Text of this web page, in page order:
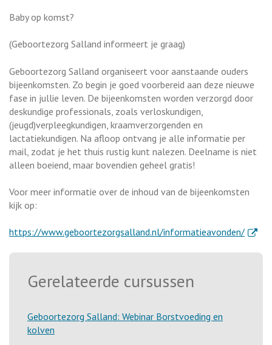
Baby op komst?
(Geboortezorg Salland informeert je graag)
Geboortezorg Salland organiseert voor aanstaande ouders
bijeenkomsten. Zo begin je goed voorbereid aan deze nieuwe
fase in jullie leven. De bijeenkomsten worden verzorgd door
deskundige professionals, zoals verloskundigen,
(jeugd)verpleegkundigen, kraamverzorgenden en
lactatiekundigen. Na afloop ontvang je alle informatie per
mail, zodat je het thuis rustig kunt nalezen. Deelname is niet
alleen boeiend, maar bovendien geheel gratis!
Voor meer informatie over de inhoud van de bijeenkomsten
kijk op:
https://www.geboortezorgsalland.nl/informatieavonden/.
Gerelateerde cursussen
Geboortezorg Salland: Webinar Borstvoeding en
kolven